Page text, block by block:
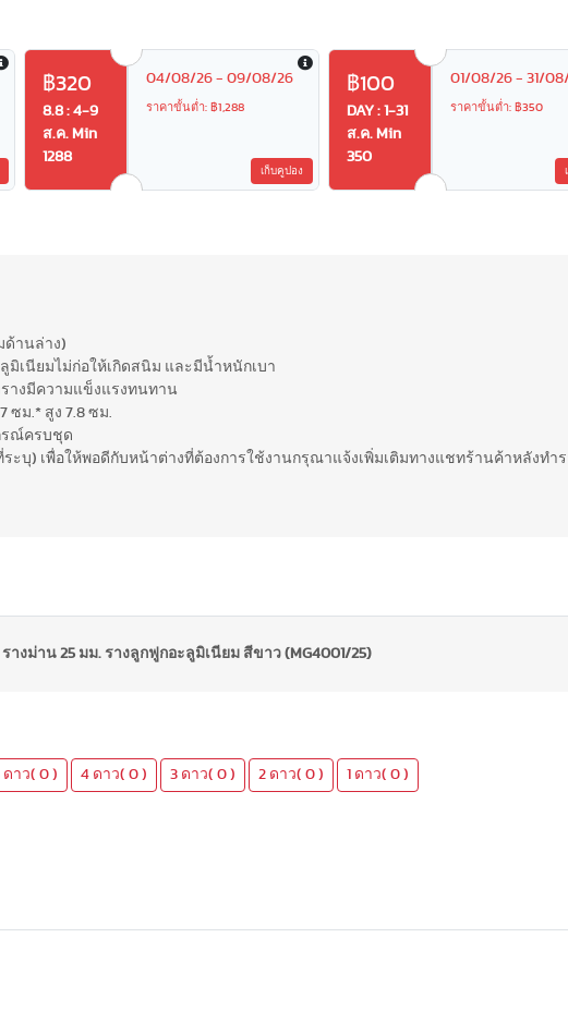
฿320
8.8 : 4-9
ส.ค. Min
1288
04/08/26 - 09/08/26
ราคาขั้นต่ำ: ฿1,288
เก็บคูปอง
฿100
DAY : 1-31
ส.ค. Min
350
01/08/26 - 31/
ราคาขั้นต่ำ: ฿350
ด้านล่าง)
มิเนียมไม่ก่อให้เกิดสนิม และมีน้ำหนักเบา
รางมีความแข็งแรงทนทาน
ซม.* สูง 7.8 ซม.
รณ์ครบชุด
ะบุ) เพื่อให้พอดีกับหน้าต่างที่ต้องการใช้งานกรุณาแจ้งเพิ่มเติมทางแชทร้านค้าหลังทำ
รางม่าน 25 มม. รางลูกฟูกอะลูมิเนียม สีขาว (MG4001/25)
ดาว( 0 ) 4 ดาว( 0 ) 3 ดาว( 0 ) 2 ดาว( 0 ) 1 ดาว( 0 )